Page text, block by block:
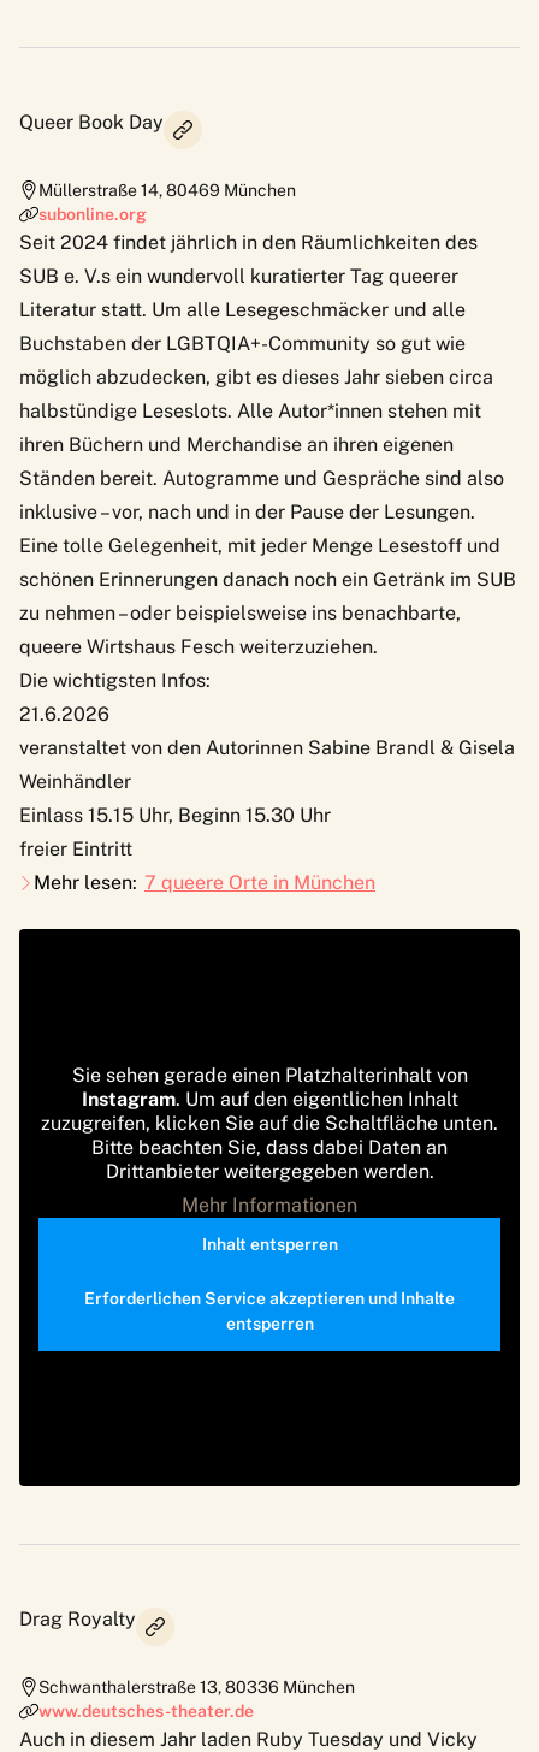
Queer Book Day
Müllerstraße 14,80469 München
subonline.org
Seit 2024 findet jährlich in den Räumlichkeiten des
SUB e. V.s ein wundervoll kuratierter Tag queerer
Literatur statt. Um alle Lesegeschmäcker und alle
Buchstaben der LGBTQIA+-Community so gut wie
möglich abzudecken, gibt es dieses Jahr sieben circa
halbstündige Leseslots. Alle Autor*innen stehen mit
ihren Büchern und Merchandise an ihren eigenen
Ständen bereit. Autogramme und Gespräche sind also
inklusive – vor, nach und in der Pause der Lesungen.
Eine tolle Gelegenheit, mit jeder Menge Lesestoff und
schönen Erinnerungen danach noch ein Getränk im SUB
zu nehmen – oder beispielsweise ins benachbarte,
queere Wirtshaus Fesch weiterzuziehen.
Die wichtigsten Infos:
21.6.2026
veranstaltet von den Autorinnen Sabine Brandl & Gisela
Weinhändler
Einlass 15.15 Uhr, Beginn 15.30 Uhr
freier Eintritt
Mehr lesen: 7 queere Orte in München
Sie sehen gerade einen Platzhalterinhalt von
Instagram. Um auf den eigentlichen Inhalt
zuzugreifen, klicken Sie auf die Schaltfläche unten.
Bitte beachten Sie, dass dabei Daten an
Drittanbieter weitergegeben werden.
Mehr Informationen
Inhalt entsperren
Erforderlichen Service akzeptieren und Inhalte
entsperren
Drag Royalty
Schwanthalerstraße 13,80336 München
www.deutsches-theater.de
Auch in diesem Jahr laden Ruby Tuesday und Vicky